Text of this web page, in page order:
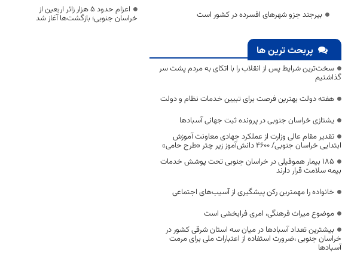
بیرجند جزو شهرهای افسرده در کشور است
پربحث ترین ها
سخت‌ترین شرایط پس از انقلاب را با اتکای به مردم پشت سر
گذاشتیم
هفته دولت بهترین فرصت برای تبیین خدمات نظام و دولت
یشتازی خراسان جنوبی در پرونده ثبت جهانی آسبادها
تقدیر مقام عالی وزارت از عملکرد جهادی معاونت آموزش
ابتدایی خراسان جنوبی/ ۴۶۰۰ دانش‌آموز زیر چتر «طرح حامی»
۱۸۵ بیمار هموفیلی در خراسان جنوبی تحت پوشش خدمات
بیمه سلامت قرار دارند
خانواده را مهمترین رکن پیشگیری از آسیب‌های اجتماعی
موضوع میراث فرهنگی، امری فرابخشی است
بیشترین تعداد آسبادها در میان سه استان شرقی کشور در
خراسان جنوبی ،ضرورت استفاده از اعتبارات ملی برای مرمت
آسبادها
اعزام حدود 5 هزار زائر اربعین از
خراسان جنوبی؛ بازگشت‌ها آغاز شد